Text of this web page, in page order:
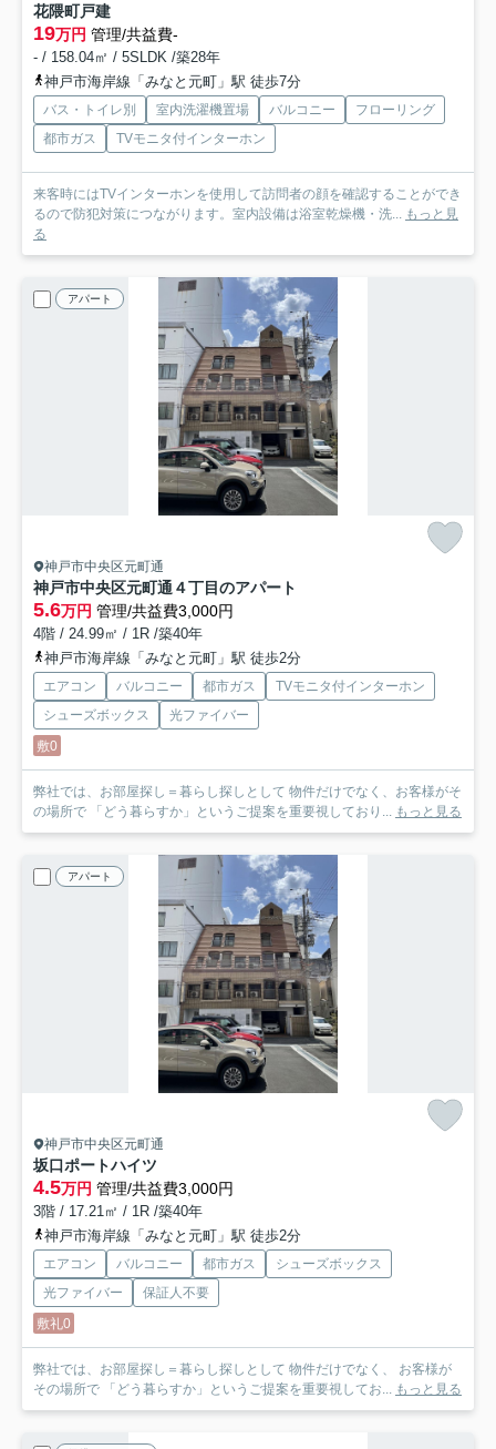
花隈町戸建
19万円 管理/共益費-
- / 158.04㎡ / 5SLDK /築28年
神戸市海岸線「みなと元町」駅 徒歩7分
バス・トイレ別 室内洗濯機置場 バルコニー
フローリング
都市ガス
TVモニタ付インターホン
来客時にはTVインターホンを使用して訪問者の顔を確認することができ
るので防犯対策につながります。室内設備は浴室乾燥機・洗... もっと見
る
アパート
神戸市中央区元町通
神戸市中央区元町通４丁目のアパート
5.6万円 管理/共益費3,000円
4階 / 24.99㎡ / 1R /築40年
神戸市海岸線「みなと元町」駅 徒歩2分
エアコン バルコニー 都市ガス
TVモニタ付インターホン
シューズボックス
光ファイバー
敷0
弊社では、お部屋探し＝暮らし探しとして 物件だけでなく、お客様がそ
の場所で 「どう暮らすか」というご提案を重要視しており... もっと見る
アパート
神戸市中央区元町通
坂口ポートハイツ
4.5万円 管理/共益費3,000円
3階 / 17.21㎡ / 1R /築40年
神戸市海岸線「みなと元町」駅 徒歩2分
エアコン バルコニー 都市ガス
シューズボックス
光ファイバー
保証人不要
敷礼0
弊社では、お部屋探し＝暮らし探しとして 物件だけでなく、 お客様が
その場所で 「どう暮らすか」というご提案を重要視してお... もっと見る